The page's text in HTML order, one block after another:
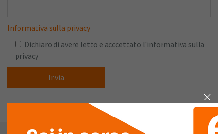
Informativa sulla privacy
Dichiaro di avere letto e acccettato l'informativa sulla
privacy